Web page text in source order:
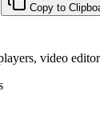
Copy to
video